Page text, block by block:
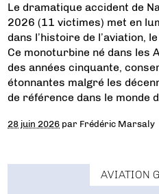
Le dramatique accident de
2026 (11 victimes) met en
dans l’histoire de l’aviation,
Ce monoturbine né dans les
des années cinquante,
étonnantes malgré les
de référence dans le monde
28 juin 2026 par Frédéric Marsaly
AVIATION